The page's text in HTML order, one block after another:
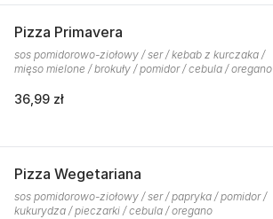
Pizza Primavera
sos pomidorowo-ziołowy / ser / kebab z kurczaka /
mięso mielone / brokuły / pomidor / cebula / oregano
36,99 zł
Pizza Wegetariana
sos pomidorowo-ziołowy / ser / papryka / pomidor /
kukurydza / pieczarki / cebula / oregano